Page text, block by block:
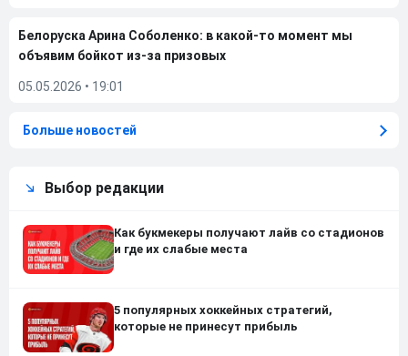
Белоруска Арина Соболенко: в какой-то момент мы
объявим бойкот из-за призовых
05.05.2026 • 19:01
Больше новостей
Выбор редакции
Как букмекеры получают лайв со стадионов
и где их слабые места
5 популярных хоккейных стратегий,
которые не принесут прибыль